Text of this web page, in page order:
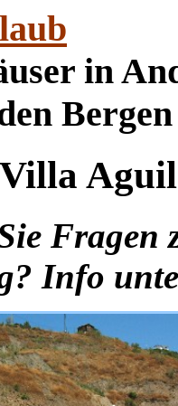
in
Bergen
Fragen
Info